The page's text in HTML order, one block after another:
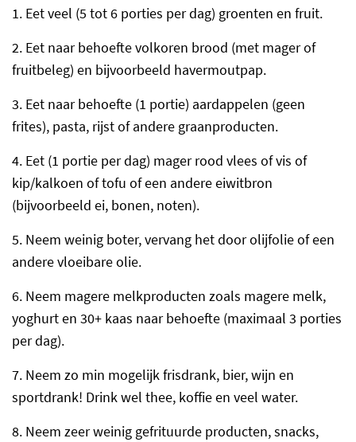
1. Eet veel (5 tot 6 porties per dag) groenten en fruit.
2. Eet naar behoefte volkoren brood (met mager of
fruitbeleg) en bijvoorbeeld havermoutpap.
3. Eet naar behoefte (1 portie) aardappelen (geen
frites), pasta, rijst of andere graanproducten.
4. Eet (1 portie per dag) mager rood vlees of vis of
kip/kalkoen of tofu of een andere eiwitbron
(bijvoorbeeld ei, bonen, noten).
5. Neem weinig boter, vervang het door olijfolie of een
andere vloeibare olie.
6. Neem magere melkproducten zoals magere melk,
yoghurt en 30+ kaas naar behoefte (maximaal 3 porties
per dag).
7. Neem zo min mogelijk frisdrank, bier, wijn en
sportdrank! Drink wel thee, koffie en veel water.
8. Neem zeer weinig gefrituurde producten, snacks,